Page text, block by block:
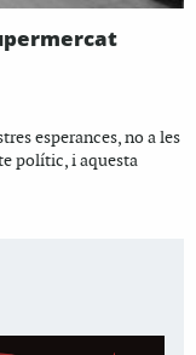
esperances, no a les
polític, i aquesta